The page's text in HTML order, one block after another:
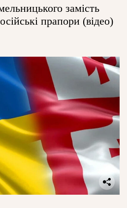
замість
прапори (відео)